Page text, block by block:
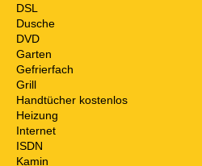
DSL
Dusche
DVD
Garten
Gefrierfach
Grill
Handtücher kostenlos
Heizung
Internet
ISDN
Kamin